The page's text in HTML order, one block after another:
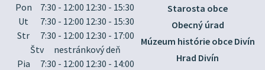
Pon
7:30 - 12:00 12:30 - 15:30
Ut
7:30 - 12:00 12:30 - 15:30
Str
7:30 - 12:00 12:30 - 17:00
Štv
nestránkový deň
Pia
7:30 - 12:00 12:30 - 14:00
Starosta obce
Obecný úrad
Múzeum histórie obce Divín
Hrad Divín